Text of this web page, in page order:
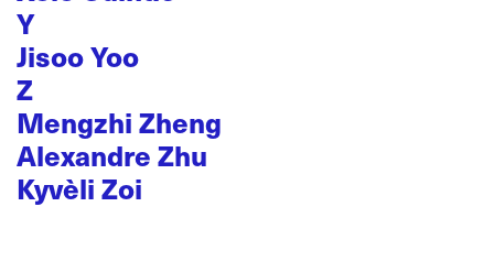
Y
Jisoo Yoo
Z
Mengzhi Zheng
Alexandre Zhu
Kyvèli Zoi